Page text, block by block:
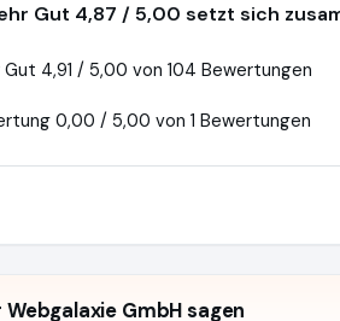
Gut 4,87 / 5,00 setzt sich
4,91 / 5,00 von 104 Bewertungen
0,00 / 5,00 von 1 Bewertungen
GmbH sagen